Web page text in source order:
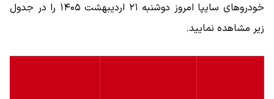
خودرو‌های سایپا امروز دوشنبه ۲۱ اردیبهشت ۱۴۰۵ را در جدول
زیر مشاهده نمایید.